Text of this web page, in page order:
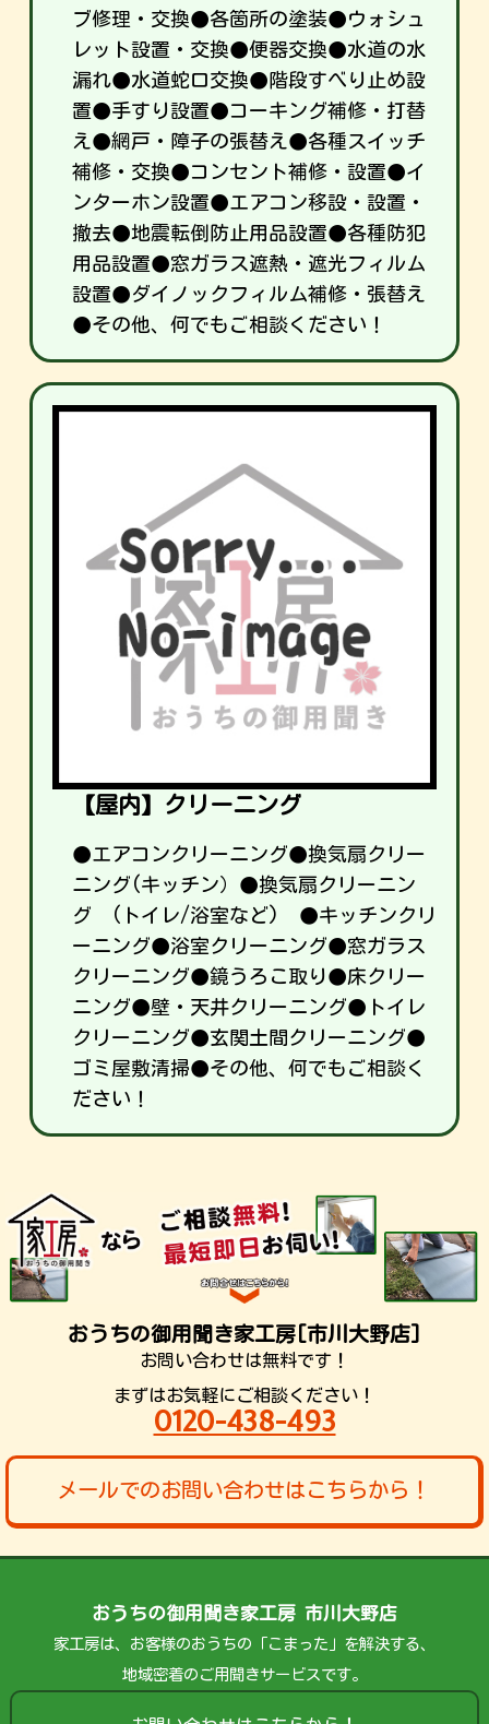
ブ修理・交換●各箇所の塗装●ウォシュ
レット設置・交換●便器交換●水道の水
漏れ●水道蛇口交換●階段すべり止め設
置●手すり設置●コーキング補修・打替
え●網戸・障子の張替え●各種スイッチ
補修・交換●コンセント補修・設置●イ
ンターホン設置●エアコン移設・設置・
撤去●地震転倒防止用品設置●各種防犯
用品設置●窓ガラス遮熱・遮光フィルム
設置●ダイノックフィルム補修・張替え
●その他、何でもご相談ください！
【屋内】クリーニング
●エアコンクリーニング●換気扇クリー
ニング(キッチン）●換気扇クリーニン
グ (トイレ/浴室など) ●キッチンクリ
ーニング●浴室クリーニング●窓ガラス
クリーニング●鏡うろこ取り●床クリー
ニング●壁・天井クリーニング●トイレ
クリーニング●玄関土間クリーニング●
ゴミ屋敷清掃●その他、何でもご相談く
ださい！
おうちの御用聞き家工房[市川大野店]
お問い合わせは無料です！
まずはお気軽にご相談ください！
0120-438-493
メールでのお問い合わせはこちらから！
おうちの御用聞き家工房 市川大野店
家工房は、お客様のおうちの「こまった」を解決する、
地域密着のご用聞きサービスです。